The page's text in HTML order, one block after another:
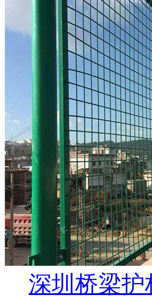
深圳桥梁护